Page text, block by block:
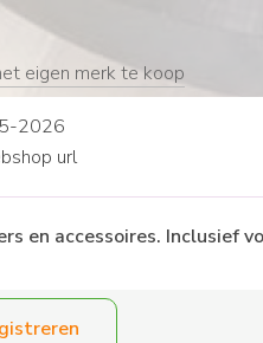
eigen merk te koop
2026
url
en accessoires. Inclusief